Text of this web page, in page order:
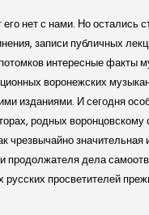
нет с нами. Но остались
записи публичных
интересные факты
воронежских
изданиями. И сегодня
родных воронцовскому
чрезвычайно значительная
продолжателя дела
просветителей